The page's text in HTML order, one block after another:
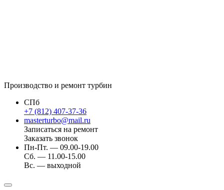
Производство и ремонт турбин
СПб
+7 (812) 407-37-36
masterturbo@mail.ru
Записаться на ремонт
Заказать звонок
Пн-Пт. — 09.00-19.00
Сб. — 11.00-15.00
Вс. — выходной